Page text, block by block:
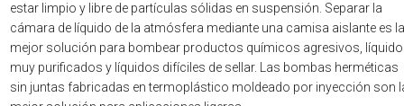
estar limpio y libre de partículas sólidas en suspensión. Separar la
cámara de líquido de la atmósfera mediante una camisa aislante es la
mejor solución para bombear productos químicos agresivos,
muy purificados y líquidos difíciles de sellar. Las bombas herméticas
sin juntas fabricadas en termoplástico moldeado por inyección son